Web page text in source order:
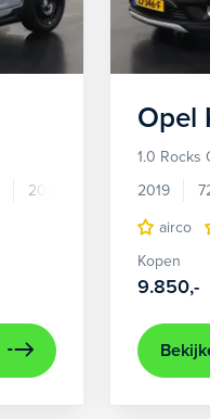
2023
4.294 km
Opel
1.0 Rocks
2019
airco
Kopen
9.850,-